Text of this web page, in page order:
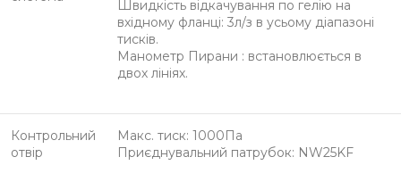
Швидкість відкачування по гелію на
вхідному фланці: 3л/з в усьому діапазоні
тисків.
Манометр Пирани : встановлюється в
двох лініях.
Контрольний
отвір
Макс. тиск: 1000Па
Приєднувальний патрубок: NW25KF